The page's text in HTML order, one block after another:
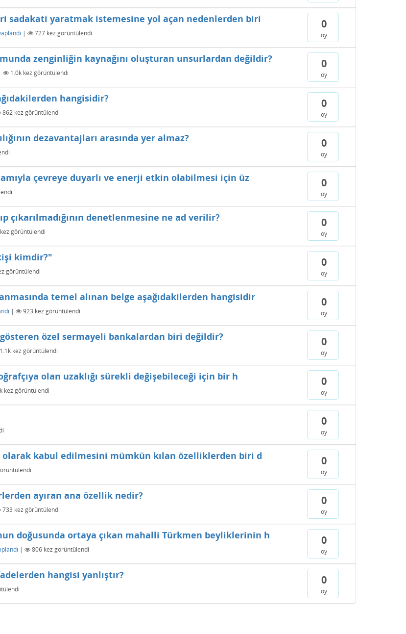
0
oy
sadakati yaratmak istemesine yol açan nedenlerden biri
| 727 kez görüntülendi
0
oy
zenginliğin kaynağını oluşturan unsurlardan değildir?
1.0k kez görüntülendi
0
oy
hangisidir?
862 kez görüntülendi
0
oy
dezavantajları arasında yer almaz?
0
oy
çevreye duyarlı ve enerji etkin olabilmesi için üz
0
oy
çıkarılmadığının denetlenmesine ne ad verilir?
kez görüntülendi
0
oy
kimdir?"
görüntülendi
0
oy
temel alınan belge aşağıdakilerden hangisidir
| 923 kez görüntülendi
0
oy
özel sermayeli bankalardan biri değildir?
1.1k kez görüntülendi
0
oy
olan uzaklığı sürekli değişebileceği için bir h
kez görüntülendi
0
oy
0
oy
kabul edilmesini mümkün kılan özelliklerden biri d
0
oy
ayıran ana özellik nedir?
733 kez görüntülendi
0
oy
doğusunda ortaya çıkan mahalli Türkmen beyliklerinin h
| 806 kez görüntülendi
0
oy
hangisi yanlıştır?